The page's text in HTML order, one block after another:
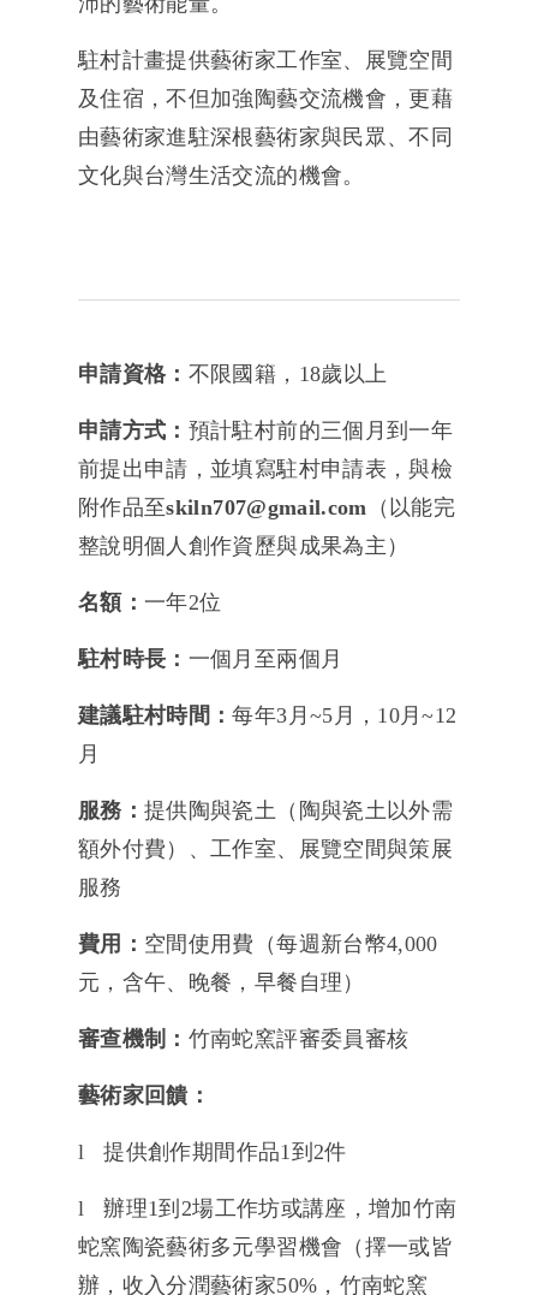
駐村計畫提供藝術家工作室、展覽空間
及住宿，不但加強陶藝交流機會，更藉
由藝術家進駐深根藝術家與民眾、不同
文化與台灣生活交流的機會。
申請資格： 不限國籍，18歲以上
申請方式： 預計駐村前的三個月到一年
前提出申請，並填寫駐村申請表，與檢
附作品至skiln707@gmail.com （以能完
整說明個人創作資歷與成果為主）
名額：一年2位
駐村時長： 一個月至兩個月
建議駐村時間：每年3月~5月，10月~12
月
服務：提供陶與瓷土（ 陶與瓷土以外需
額外付費 ）、工作室、展覽空間與策展
服務
費用： 空間使用費（每週新台幣4,000
元，含午、晚餐，早餐自理）
審查機制： 竹南蛇窯評審委員審核
藝術家回饋：
l 提供創作期間作品1到2件
l 辦理1到2場工作坊或講座，增加竹南
蛇窯陶瓷藝術多元學習機會（擇一或皆
辦，收入分潤藝術家50%，竹南蛇窯